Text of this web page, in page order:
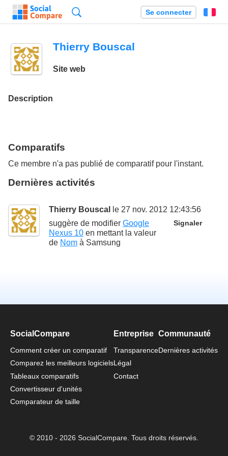
Se connecter
Thierry Bouscal
Site web
Description
Comparatifs
Ce membre n'a pas publié de comparatif pour l'instant.
Dernières activités
Thierry Bouscal le 27 nov. 2012 12:43:56
Signaler
suggère de modifier Google
Nexus 10 en mettant la valeur
de Nom à Samsung
SocialCompare
Comment créer un comparatif
Comparez les meilleurs logiciels
Tableaux comparatifs
Convertisseur d'unités
Comparateur de taille
Entreprise
Transparence
Légal
Contact
Communauté
Dernières activités
© 2010 - 2026 SocialCompare. Tous droits réservés.